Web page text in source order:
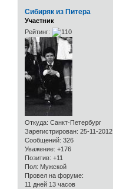
Сибиряк из Питера
Участник
Рейтинг:
Откуда: Санкт-Петербург
Зарегистрирован: 25-11-2012
Сообщений: 326
Уважение: +176
Позитив: +11
Пол: Мужской
Провел на форуме:
11 дней 13 часов